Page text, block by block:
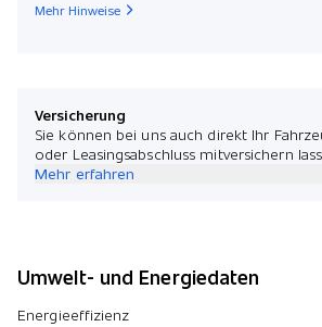
Mehr Hinweise
Versicherung
Sie können bei uns auch direkt Ihr
oder Leasingsabschluss mitversichern
Mehr erfahren
Umwelt- und Energiedaten
Energieeffizienz